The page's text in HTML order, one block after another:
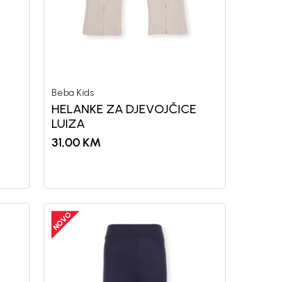
Beba Kids
HELANKE ZA DJEVOJČICE
LUIZA
31,00 KM